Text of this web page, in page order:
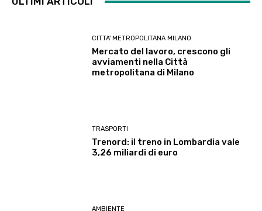
CITTA' METROPOLITANA MILANO
Mercato del lavoro, crescono gli
avviamenti nella Città
metropolitana di Milano
TRASPORTI
Trenord: il treno in Lombardia vale
3,26 miliardi di euro
AMBIENTE